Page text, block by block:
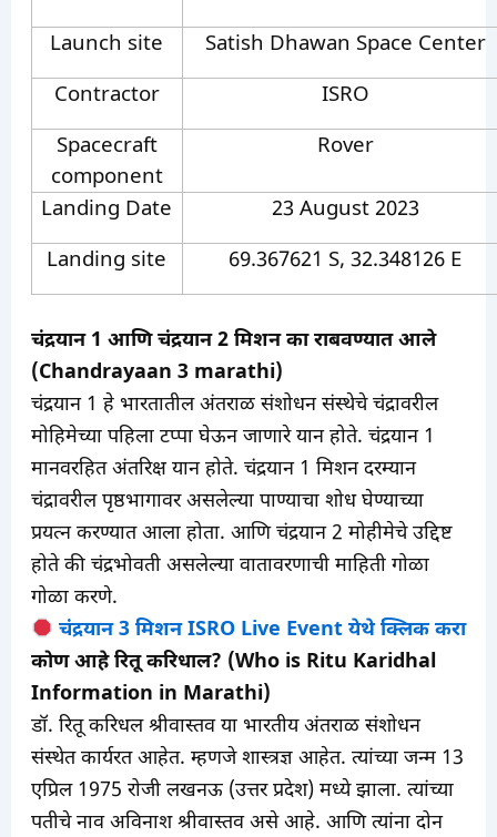
Launch site
Satish Dhawan Space Center
Contractor
ISRO
Spacecraft
component
Rover
Landing Date
23 August 2023
Landing site
69.367621 S, 32.348126 E
चंद्रयान 1 आणि चंद्रयान 2 मिशन का राबवण्यात आले
(Chandrayaan 3 marathi)
चंद्रयान 1 हे भारतातील अंतराळ संशोधन संस्थेचे चंद्रावरील
मोहिमेच्या पहिला टप्पा घेऊन जाणारे यान होते. चंद्रयान 1
मानवरहित अंतरिक्ष यान होते. चंद्रयान 1 मिशन दरम्यान
चंद्रावरील पृष्ठभागावर असलेल्या पाण्याचा शोध घेण्याच्या
प्रयत्न करण्यात आला होता. आणि चंद्रयान 2 मोहीमेचे उद्दिष्ट
होते की चंद्रभोवती असलेल्या वातावरणाची माहिती गोळा
गोळा करणे.
चंद्रयान 3 मिशन ISRO Live Event येथे क्लिक करा
कोण आहे रितू करिधाल? (Who is Ritu Karidhal
Information in Marathi)
डॉ. रितू करिधल श्रीवास्तव या भारतीय अंतराळ संशोधन
संस्थेत कार्यरत आहेत. म्हणजे शास्त्रज्ञ आहेत. त्यांच्या जन्म 13
एप्रिल 1975 रोजी लखनऊ (उत्तर प्रदेश) मध्ये झाला. त्यांच्या
पतीचे नाव अविनाश श्रीवास्तव असे आहे. आणि त्यांना दोन